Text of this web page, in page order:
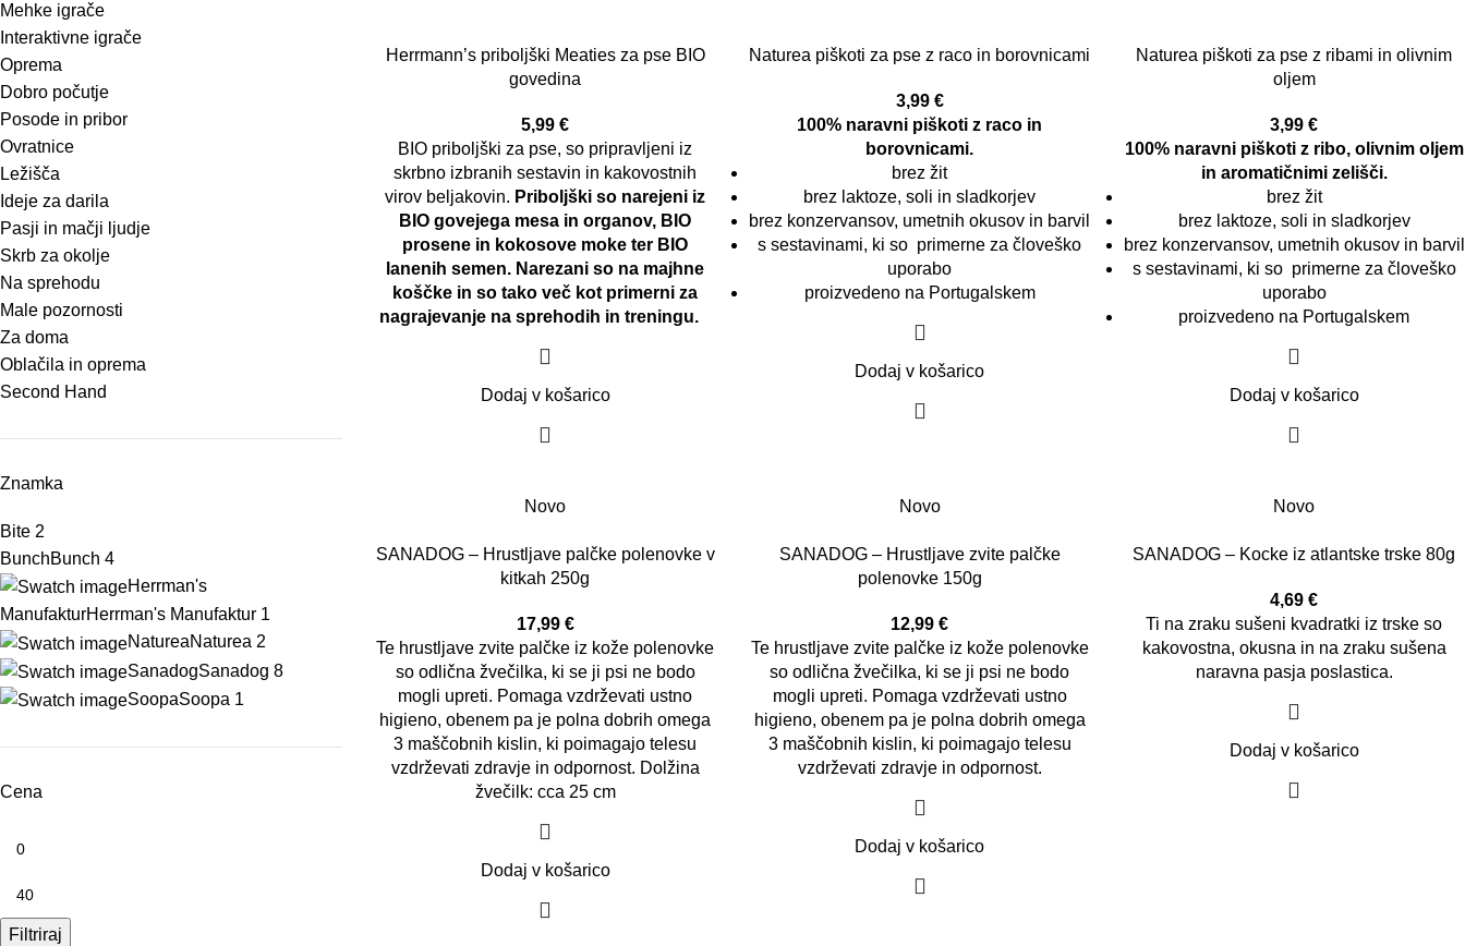
Mehke igrače
Interaktivne igrače
Oprema
Dobro počutje
Posode in pribor
Ovratnice
Ležišča
Ideje za darila
Pasji in mačji ljudje
Skrb za okolje
Na sprehodu
Male pozornosti
Za doma
Oblačila in oprema
Second Hand
Znamka
Bite 2
BunchBunch 4
Herrman's
ManufakturHerrman's Manufaktur 1
NatureaNaturea 2
SanadogSanadog 8
SoopaSoopa 1
Cena
Filtriraj
Herrmann’s priboljški Meaties za pse BIO
govedina
5,99€
BIO priboljški za pse, so pripravljeni iz
skrbno izbranih sestavin in kakovostnih
virov beljakovin. Priboljški so narejeni iz
BIO govejega mesa in organov, BIO
prosene in kokosove moke ter BIO
lanenih semen. Narezani so na majhne
koščke in so tako več kot primerni za
nagrajevanje na sprehodih in treningu.
Dodaj v košarico
Naturea piškoti za pse z raco in borovnicami
3,99 €
100% naravni piškoti z raco in
borovnicami.
brez žit
brez laktoze, soli in sladkorjev
brez konzervansov, umetnih okusov in barvil
s sestavinami, ki so primerne za človeško
uporabo
proizvedeno na Portugalskem
Dodaj v košarico
Naturea piškoti za pse z ribami in olivnim
oljem
3,99€
100% naravni piškoti z ribo, olivnim oljem
in aromatičnimi zelišči.
brez žit
brez laktoze, soli in sladkorjev
brez konzervansov, umetnih okusov in barvil
s sestavinami, ki so primerne za človeško
uporabo
proizvedeno na Portugalskem
Dodaj v košarico
Novo
SANADOG – Hrustljave palčke polenovke v
kitkah 250g
17,99 €
Te hrustljave zvite palčke iz kože polenovke
so odlična žvečilka, ki se ji psi ne bodo
mogli upreti. Pomaga vzdrževati ustno
higieno, obenem pa je polna dobrih omega
3 maščobnih kislin, ki poimagajo telesu
vzdrževati zdravje in odpornost. Dolžina
žvečilk: cca 25 cm
Dodaj v košarico
Novo
SANADOG – Hrustljave zvite palčke
polenovke 150g
12,99€
Te hrustljave zvite palčke iz kože polenovke
so odlična žvečilka, ki se ji psi ne bodo
mogli upreti. Pomaga vzdrževati ustno
higieno, obenem pa je polna dobrih omega
3 maščobnih kislin, ki poimagajo telesu
vzdrževati zdravje in odpornost.
Dodaj v košarico
Novo
SANADOG – Kocke iz atlantske trske 80g
4,69€
Ti na zraku sušeni kvadratki iztrske so
kakovostna, okusna in na zraku sušena
naravna pasja poslastica.
Dodaj v košarico